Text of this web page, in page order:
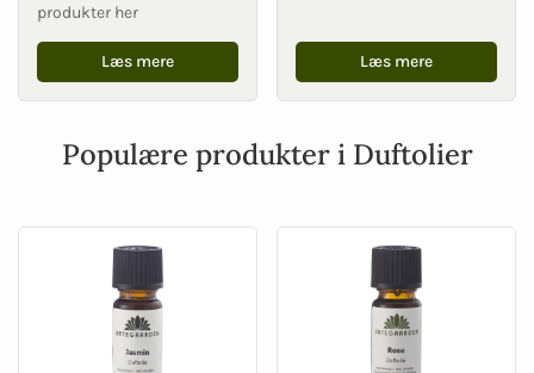
produkter her
Læs mere Læs mere
Populære produkter i Duftolier